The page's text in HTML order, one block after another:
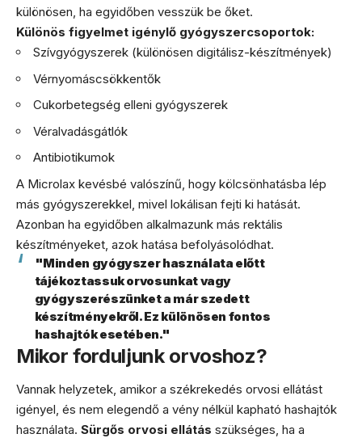
különösen, ha egyidőben vesszük be őket.
Különös figyelmet igénylő gyógyszercsoportok:
Szívgyógyszerek (különösen digitálisz-készítmények)
Vérnyomáscsökkentők
Cukorbetegség elleni gyógyszerek
Véralvadásgátlók
Antibiotikumok
A Microlax kevésbé valószínű, hogy kölcsönhatásba lép
más gyógyszerekkel, mivel lokálisan fejti ki hatását.
Azonban ha egyidőben alkalmazunk más rektális
készítményeket, azok hatása befolyásolódhat.
"Minden gyógyszer használata előtt
tájékoztassuk orvosunkat vagy
gyógyszerészünket a már szedett
készítményekről. Ez különösen fontos
hashajtók esetében."
Mikor forduljunk orvoshoz?
Vannak helyzetek, amikor a székrekedés orvosi ellátást
igényel, és nem elegendő a vény nélkül kapható hashajtók
használata. Sürgős orvosi ellátás szükséges, ha a